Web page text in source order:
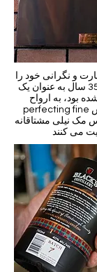
و نگرانی خود را
برای صنعتگری که در طول 35 سال به عنوان یک
بود، به ارواح
perfecting fine منتقل کرده است. همسرش
مک نیلی مشتاقانه